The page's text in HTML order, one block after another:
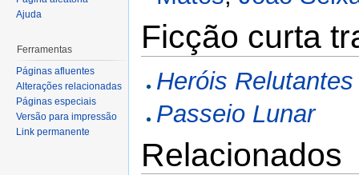
Ficção curta
Heróis Relutantes
Passeio Lunar
Relacionados
Ajuda
Ferramentas
Páginas afluentes
Alterações relacionadas
Páginas especiais
Versão para impressão
Link permanente